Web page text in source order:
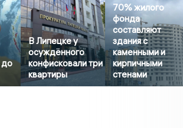
до
В Липецке у
осуждённого
конфисковали три
квартиры
70% жилого
фонда
составляют
здания с
каменными и
кирпичными
стенами